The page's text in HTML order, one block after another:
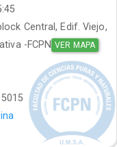
Central, Edif. Viejo,
-FCPN VER MAPA